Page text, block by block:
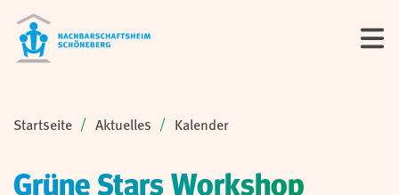
Sie sind hier:
Startseite Aktuelles Kalender
Grüne Stars Workshop